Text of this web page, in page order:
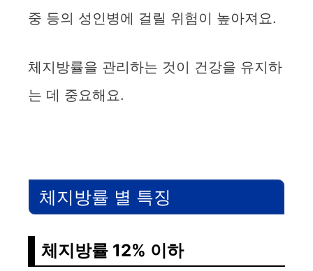
중 등의 성인병에 걸릴 위험이 높아져요.
체지방률을 관리하는 것이 건강을 유지하
는 데 중요해요.
체지방률 별 특징
체지방률 12% 이하